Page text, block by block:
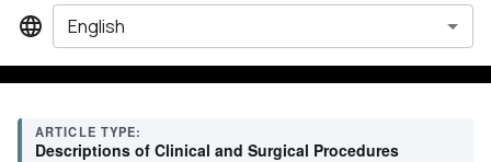
ARTICLE TYPE:
Descriptions of Clinical and Surgical Procedures
English